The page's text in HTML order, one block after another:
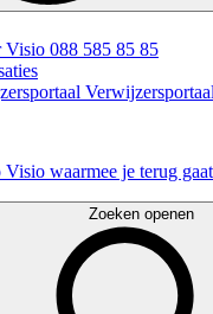
Visio 088 585 85 85
Verwijzersportaal
waarmee je terug
Zoeken openen